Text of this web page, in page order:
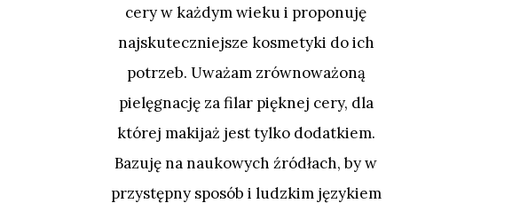
cery w każdym wieku i proponuję
najskuteczniejsze kosmetyki do ich
potrzeb. Uważam zrównoważoną
pielęgnację za filar pięknej cery, dla
której makijaż jest tylko dodatkiem.
Bazuję na naukowych źródłach, by w
przystępny sposób i ludzkim językiem